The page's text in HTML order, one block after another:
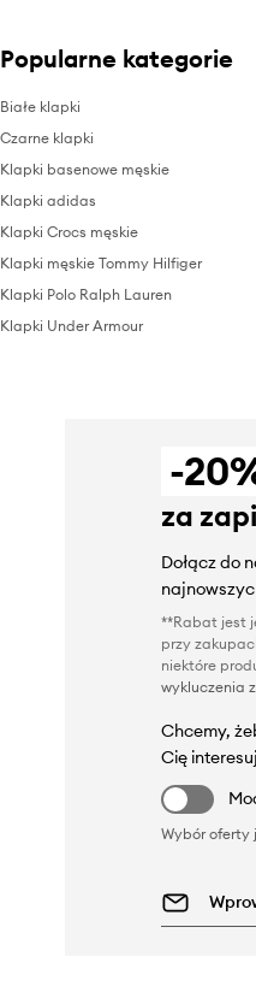
Popularne kategorie
Białe klapki
Czarne klapki
Klapki basenowe męskie
Klapki adidas
Klapki Crocs męskie
Klapki męskie Tommy Hilfiger
Klapki Polo Ralph Lauren
Klapki Under Armour
-
za
Dołącz do
**Rabat jest
przy
niektóre
wykluczenia
Chcemy,
Cię
Wybór oferty